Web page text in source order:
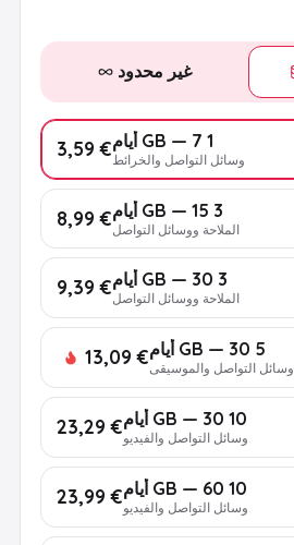
غير محدود
1 GB — 7 أيام
وسائل التواصل والخرائط € 3,59
3 GB — 15 أيام
الملاحة ووسائل التواصل€ 8,99
3 GB — 30 أيام
الملاحة ووسائل التواصل€ 9,39
5 GB — 30 أيام
وسائل التواصل والموسيقى€ 13,09
10 GB — 30 أيام
وسائل التواصل والفيديو€ 23,29
10 GB — 60 أيام
وسائل التواصل والفيديو€ 23,99